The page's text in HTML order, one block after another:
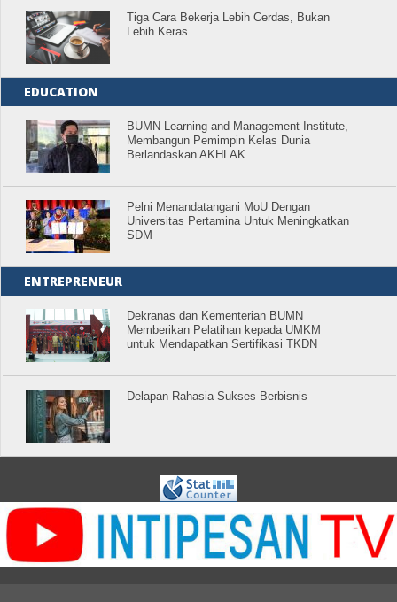
Tiga Cara Bekerja Lebih Cerdas, Bukan
Lebih Keras
EDUCATION
BUMN Learning and Management Institute,
Membangun Pemimpin Kelas Dunia
Berlandaskan AKHLAK
Pelni Menandatangani MoU Dengan
Universitas Pertamina Untuk Meningkatkan
SDM
ENTREPRENEUR
Dekranas dan Kementerian BUMN
Memberikan Pelatihan kepada UMKM
untuk Mendapatkan Sertifikasi TKDN
Delapan Rahasia Sukses Berbisnis